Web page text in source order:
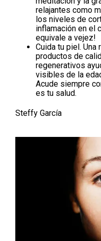
relajantes como
los niveles de
inflamación en el
equivale a vejez!
Cuida tu piel. Una
productos de
regenerativos
visibles de la
Acude siempre
es tu salud.
Steffy García